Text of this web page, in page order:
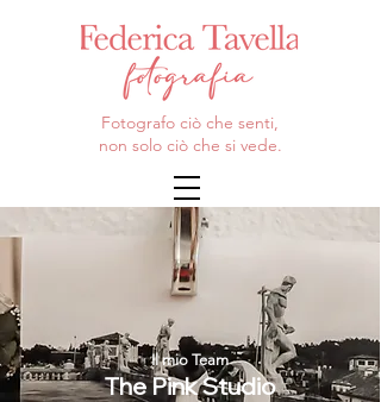
Fotografo ciò che senti,
non solo ciò che si vede.
Il mio Team
The Pink Studio